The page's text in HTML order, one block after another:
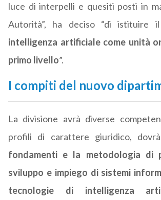
luce di interpelli e quesiti posti in
Autorità”, ha deciso “di istituire il
intelligenza artificiale come unità
primo livello”.
I compiti del nuovo
La divisione avrà diverse
profili di carattere giuridico, dovrà
fondamenti e la metodologia di
sviluppo e impiego di sistemi
tecnologie di intelligenza